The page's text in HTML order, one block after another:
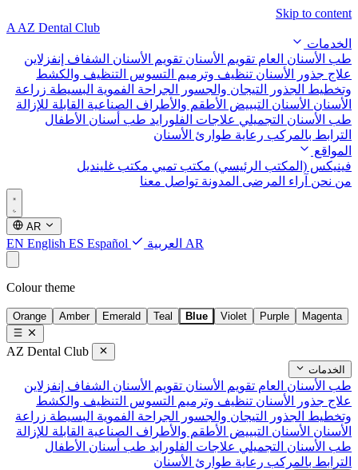
Skip to content
A AZ Dental Club
الخدمات
طب الأسنان العام تقويم الأسنان تقويم الأسنان الشفاف إنفزلاين
علاج جذور الأسنان تنظيف وترميم التسوس التنظيف والكشط
وتخطيط الجذور
التيجان والجسور الجراحة الفموية البسيطة زراعة
الأسنان الأسنان التبييض الأطقم والأطراف الصناعية القابلة للإزالة
طب الأسنان التجميلي علاجات الفلورايد طب أسنان الأطفال
الترابط بالمركب رعاية طوارئ الأسنان
المواقع
فينيكس (المكتب الرئيسي) مكتب تمبي مكتب غلينديل
من نحن آراء المرضى المدونة تواصل معنا
AR
EN English ES Español AR العربية
Colour theme
Orange Amber Emerald Teal Blue Violet Purple Magenta
AZ Dental Club
الخدمات
طب الأسنان العام تقويم الأسنان تقويم الأسنان الشفاف إنفزلاين
علاج جذور الأسنان تنظيف وترميم التسوس التنظيف والكشط
وتخطيط الجذور
التيجان والجسور الجراحة الفموية البسيطة زراعة
الأسنان الأسنان التبييض الأطقم والأطراف الصناعية القابلة للإزالة
طب الأسنان التجميلي علاجات الفلورايد طب أسنان الأطفال
الترابط بالمركب رعاية طوارئ الأسنان